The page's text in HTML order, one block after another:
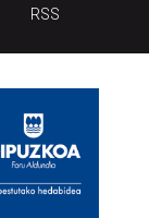
RSS